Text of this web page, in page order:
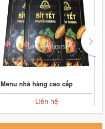
Menu nhà hàng cao cấp
Liên hệ